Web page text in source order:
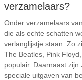
verzamelaars?
Onder verzamelaars
die als echte schatten
verlanglijstje staan. Zo
The Beatles, Pink
populair. Daarnaast
speciale uitgaven van